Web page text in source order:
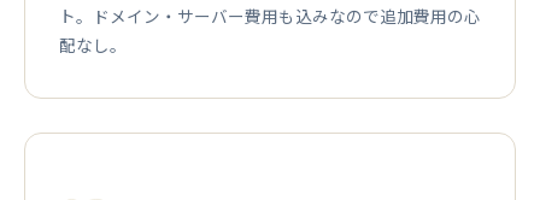
ト。ドメイン・サーバー費用も込みなので追加費用の心
配なし。